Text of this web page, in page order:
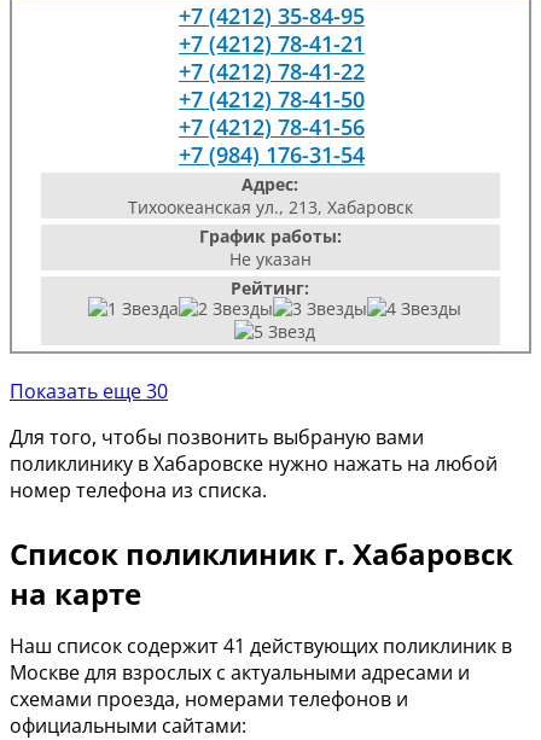
+7 (4212) 35-84-95
+7 (4212) 78-41-21
+7 (4212) 78-41-22
+7 (4212) 78-41-50
+7 (4212) 78-41-56
+7 (984) 176-31-54
Адрес:
Тихоокеанская ул., 213, Хабаровск
График работы:
Не указан
Рейтинг:
Показать еще 30
Для того, чтобы позвонить выбраную вами
поликлинику в Хабаровске нужно нажать на любой
номер телефона из списка.
Список поликлиник г. Хабаровск
на карте
Наш список содержит 41 действующих поликлиник в
Москве для взрослых с актуальными адресами и
схемами проезда, номерами телефонов и
официальными сайтами: